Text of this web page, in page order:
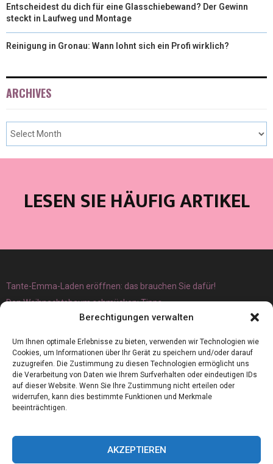
Berechtigungen verwalten
Um Ihnen optimale Erlebnisse zu bieten, verwenden wir Technologien wie
Cookies, um Informationen über Ihr Gerät zu speichern und/oder darauf
zuzugreifen. Die Zustimmung zu diesen Technologien ermöglicht uns
die Verarbeitung von Daten wie Ihrem Surfverhalten oder eindeutigen IDs
auf dieser Website. Wenn Sie Ihre Zustimmung nicht erteilen oder
widerrufen, kann dies bestimmte Funktionen und Merkmale
beeinträchtigen.
AKZEPTIEREN
Entscheidest du dich für eine Glasschiebewand? Der Gewinn
steckt in Laufweg und Montage
Reinigung in Gronau: Wann lohnt sich ein Profi wirklich?
ARCHIVES
LESEN SIE HÄUFIG ARTIKEL
Tante-Emma-Laden eröffnen: das brauchen Sie dafür!
Den Weihnachtsbaum schmücken: Tipps